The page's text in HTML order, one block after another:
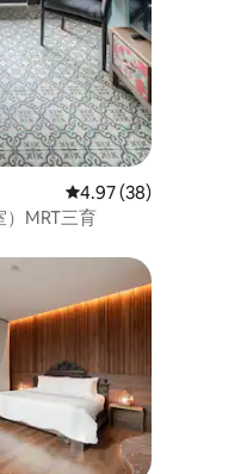
条评价
平均评分 4.97 分（满
4.97 (38)
MRT三育